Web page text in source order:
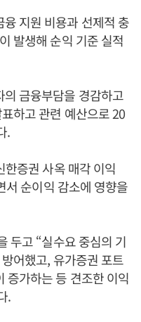
지원 비용과 선제적 충
발생해 순익 기준 실적
금융부담을 경감하고
하고 관련 예산으로 20
.
증권 사옥 매각 이익
서 순이익 감소에 영향을
두고 “실수요 중심의 기
어했고, 유가증권 포트
증가하는 등 견조한 이익
.